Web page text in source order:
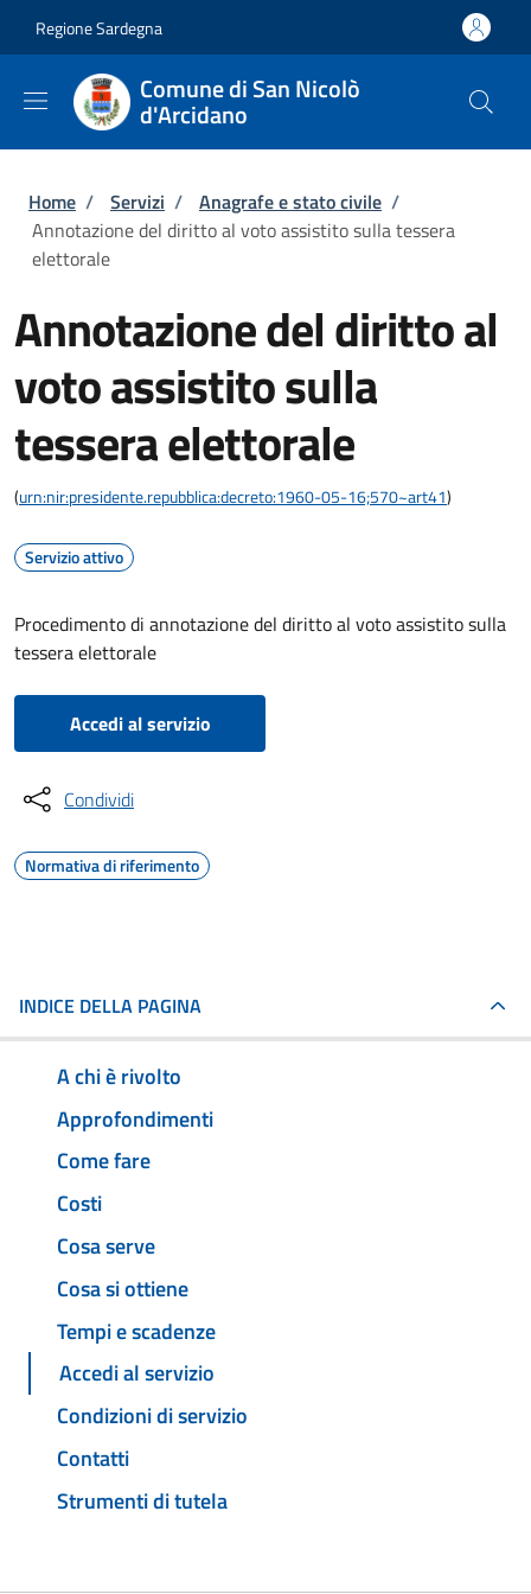
Regione Sardegna
Comune di San Nicolò
d'Arcidano
Briciole di pane
Home / Servizi / Anagrafe e stato civile /
Annotazione del diritto al voto assistito sulla tessera
elettorale
Annotazione del diritto al
voto assistito sulla
tessera elettorale
(urn:nir:presidente.repubblica:decreto:1960-05-16;570~art41)
Servizio attivo
Procedimento di annotazione del diritto al voto assistito sulla
tessera elettorale
Accedi al servizio
Condividi
Normativa di riferimento
INDICE DELLA PAGINA
A chi è rivolto
Approfondimenti
Come fare
Costi
Cosa serve
Cosa si ottiene
Tempi e scadenze
Accedi al servizio
Condizioni di servizio
Contatti
Strumenti di tutela